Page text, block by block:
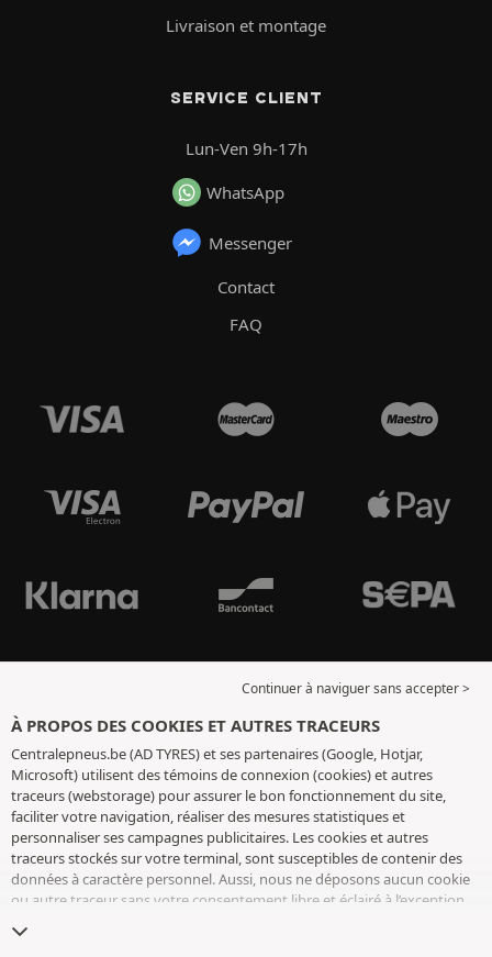
Livraison et montage
SERVICE CLIENT
Lun-Ven 9h-17h
WhatsApp
Messenger
Contact
FAQ
Continuer à naviguer sans accepter >
À PROPOS DES COOKIES ET AUTRES TRACEURS
Centralepneus.be (AD TYRES) et ses partenaires (Google, Hotjar,
Microsoft) utilisent des témoins de connexion (cookies) et autres
traceurs (webstorage) pour assurer le bon fonctionnement du site,
faciliter votre navigation, réaliser des mesures statistiques et
personnaliser ses campagnes publicitaires. Les cookies et autres
traceurs stockés sur votre terminal, sont susceptibles de contenir des
données à caractère personnel. Aussi, nous ne déposons aucun cookie
ou autre traceur sans votre consentement libre et éclairé à l’exception
conservons votre choix pendant 6 mois. Vous pouvez retirer votre